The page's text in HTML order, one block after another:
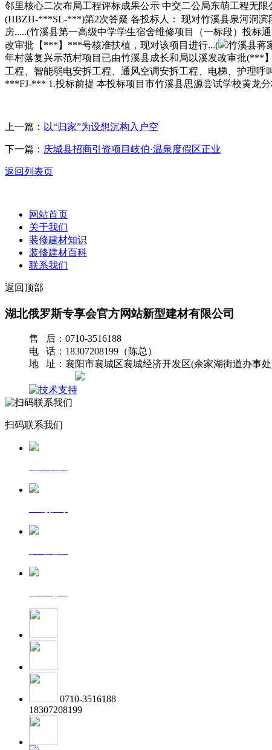
邻里核心二次布局工程评标成果公示 中交二公局东萌工程无
(HBZH-***SL-***)第2次答疑 各投标人： 现对竹溪县泉河洞滨
房.....(竹溪县第一高级中学学生宿舍维修项目（一标段）投
改审批【***】***号核准扶植，现对该项目进行...(
竹溪县蒋
年村落复兴示范村项目已由竹溪县成长和局以溪发改审批
工程、智能弱电安拆工程、通风空调安拆工程、电梯、护理呼
***FJ-*** 1.投标前提 本投标项目市竹溪县思源尝试学校黄龙
上一篇： 以“归家”为设想沉构入户空
下一篇： 庆城县招商引资项目岐伯·温泉度假区正业
返回列表页
网站首页
关于我们
装修建材知识
装修建材百科
联系我们
返回顶部
湖北俄罗斯专享会官方网站新型建材有限公司
售 后：0710-3516188
电 话：18307208199（陈总）
地 址：襄阳市襄城区襄城经济开发区(余家湖街道办事
扫码联系我们
0710-3516188
18307208199